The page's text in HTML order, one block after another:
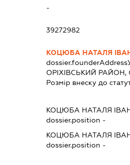
-
39272982
КОЦЮБА НАТАЛЯ
dossier.founderAddress
ОРIХIВСЬКИЙ РАЙОН,
Розмір внеску до
КОЦЮБА НАТАЛЯ
dossier.position -
КОЦЮБА НАТАЛЯ
dossier.position -